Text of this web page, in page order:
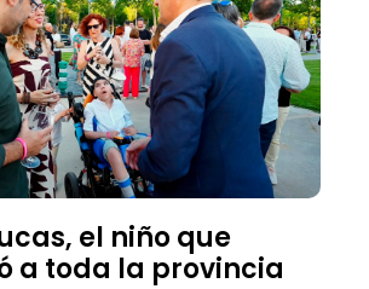
el niño que
a toda la provincia